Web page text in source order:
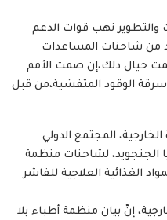
نهب قوات الدعم
الوقود من شاحنات المساعدات
حيال ذلك،إن صمت الأمم
الوقود المتفشية،من قبل
وزارة الخارجية، المجتمع الدولي
الجنجويد، لشاحنات منظمة
الغذائية العلاجية للفاشر
إنّ بيان منظمة أطباء بلا